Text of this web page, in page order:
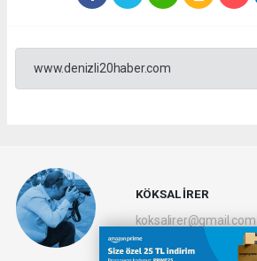
www.denizli20haber.com
KÖKSAL İRER
koksalirer@gmail.com